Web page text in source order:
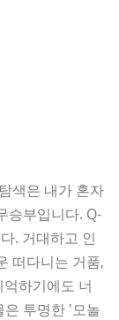
색은 내가 혼자
승부입니다. Q-
. 거대하고 인
떠다니는 거품,
하기에도 너
은 투명한 '모놀